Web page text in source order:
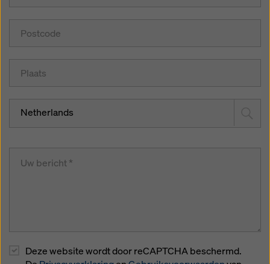
Netherlands
Deze website wordt door reCAPTCHA beschermd.